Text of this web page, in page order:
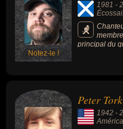
Notez-le !
1981 -
principal du
Frightened
Peter Tork
1942 -